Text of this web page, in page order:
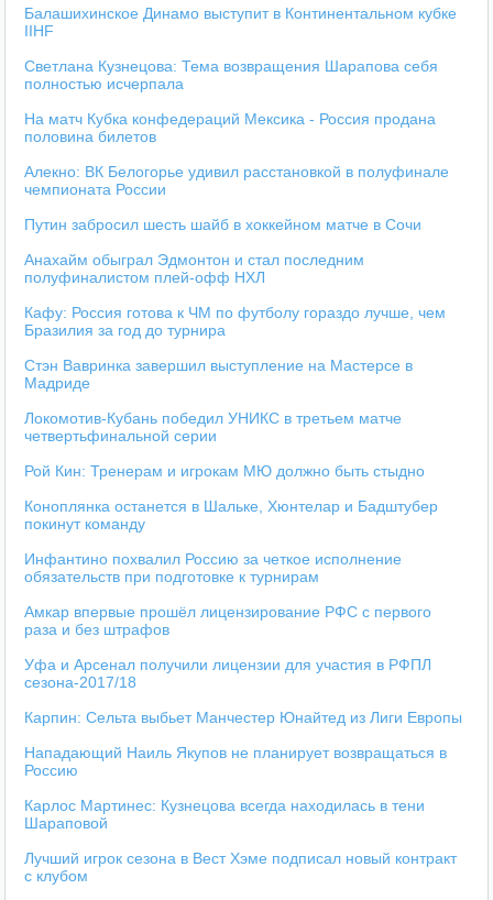
Балашихинское Динамо выступит в Континентальном кубке
IIHF
Светлана Кузнецова: Тема возвращения Шарапова себя
полностью исчерпала
На матч Кубка конфедераций Мексика - Россия продана
половина билетов
Алекно: ВК Белогорье удивил расстановкой в полуфинале
чемпионата России
Путин забросил шесть шайб в хоккейном матче в Сочи
Анахайм обыграл Эдмонтон и стал последним
полуфиналистом плей-офф НХЛ
Кафу: Россия готова к ЧМ по футболу гораздо лучше, чем
Бразилия за год до турнира
Стэн Вавринка завершил выступление на Мастерсе в
Мадриде
Локомотив-Кубань победил УНИКС в третьем матче
четвертьфинальной серии
Рой Кин: Тренерам и игрокам МЮ должно быть стыдно
Коноплянка останется в Шальке, Хюнтелар и Бадштубер
покинут команду
Инфантино похвалил Россию за четкое исполнение
обязательств при подготовке к турнирам
Амкар впервые прошёл лицензирование РФС с первого
раза и без штрафов
Уфа и Арсенал получили лицензии для участия в РФПЛ
сезона-2017/18
Карпин: Сельта выбьет Манчестер Юнайтед из Лиги Европы
Нападающий Наиль Якупов не планирует возвращаться в
Россию
Карлос Мартинес: Кузнецова всегда находилась в тени
Шараповой
Лучший игрок сезона в Вест Хэме подписал новый контракт
с клубом